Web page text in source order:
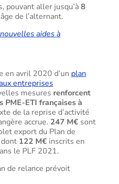
pouvant aller jusqu’à8
de l’alternant.
aides à
en avril 2020 d’un plan
entreprises
mesures renforcent
PME-ETI françaises à
de la reprise d’activité
accrue. 247 M€sont
export du Plan de
122 M€ inscrits en
le PLF 2021.
de relance prévoit